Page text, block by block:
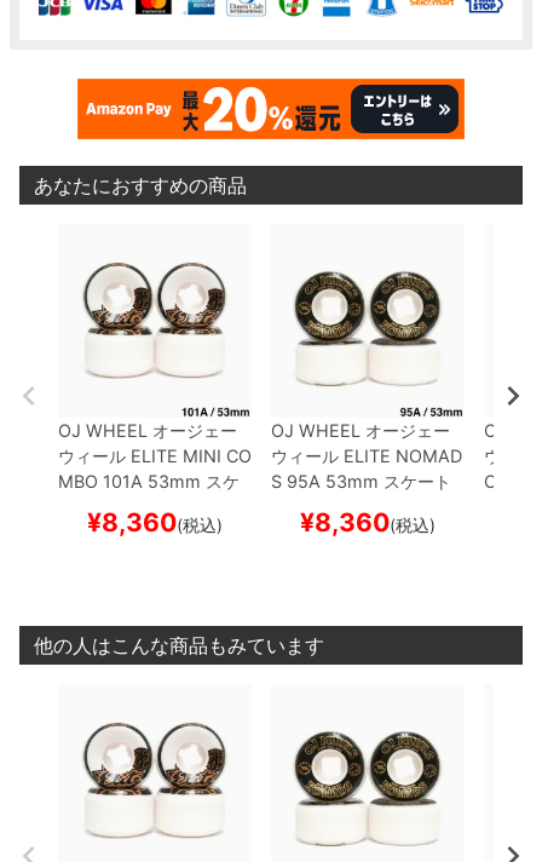
あなたにおすすめの商品
OJ WHEEL オージェー
ウィール ELITE MINI CO
MBO 101A 53mm スケ
¥8,360(税込)
OJ WHEEL オージェー
ウィール ELITE NOMAD
S 95A 53mm スケート
¥8,360(税込)
OJ
ウィー
OMBO
他の人はこんな商品もみています